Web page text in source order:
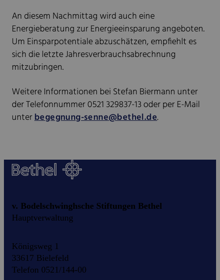
An diesem Nachmittag wird auch eine
Energieberatung zur Energieeinsparung angeboten.
Um Einsparpotentiale abzuschätzen, empfiehlt es
sich die letzte Jahresverbrauchsabrechnung
mitzubringen.
Weitere Informationen bei Stefan Biermann unter
der Telefonnummer 0521 329837-13 oder per E-Mail
unterbegegnung-senne@bethel.de.
v. Bodelschwinghsche Stiftungen Bethel
Hauptverwaltung
Königsweg 1
33617 Bielefeld
Telefon 0521/144-00